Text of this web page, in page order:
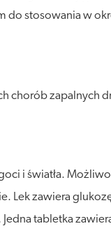
do stosowania w
chorób zapalnych
i światła.
Lek zawiera
tabletka